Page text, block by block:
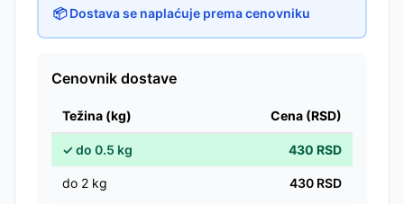
📦 Dostava se naplaćuje prema cenovniku
Cenovnik dostave
Težina (kg) Cena (RSD)
✓do 0.5 kg 430 RSD
do 2 kg 430 RSD